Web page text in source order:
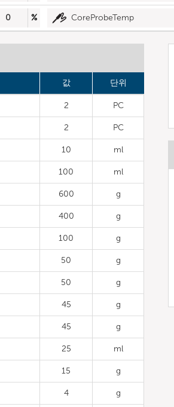
0 % CoreProbeTemp
값 단위
2 PC
2 PC
10 ml
100 ml
600 g
400 g
100 g
50 g
50 g
45 g
45 g
25 ml
15 g
4 g